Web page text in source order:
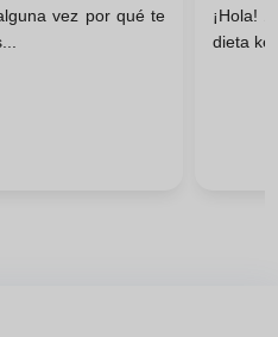
vez por qué te
¡Hola!
dieta